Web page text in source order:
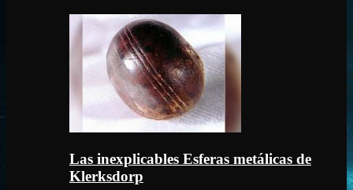
Las inexplicables Esferas metálicas de
Klerksdorp